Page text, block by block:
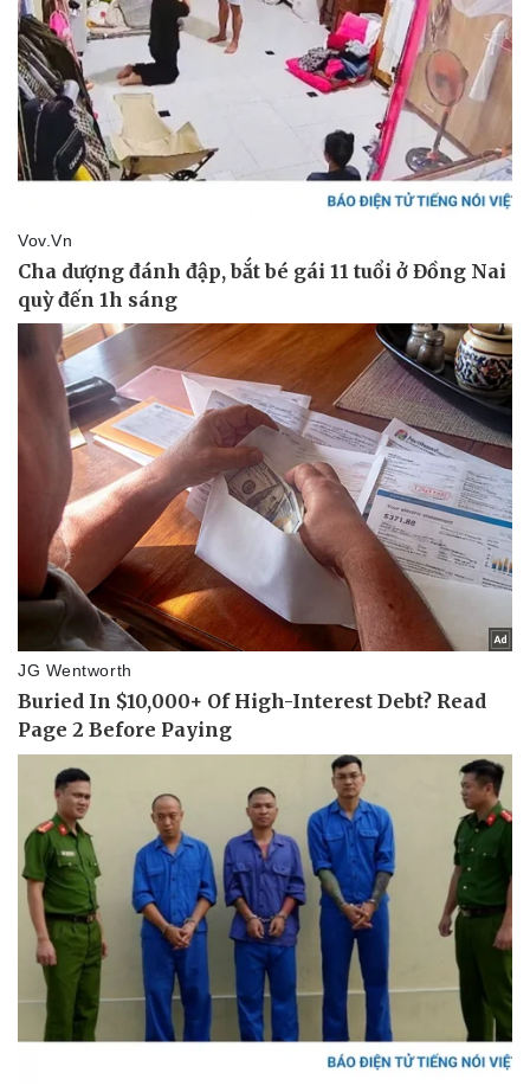
Doanh nghiệp
Thông tin doanh nghiệp
Doanh nghiệp 24h
Doanh nhân
Vì cộng đồng
Công nghệ
Tin Công nghệ
Trải nghiệm
Chuyển đổi số
Sức khỏe
Dinh dưỡng - món ngon
Cây thuốc
Sản phụ khoa
Nhi khoa
Nam khoa
Làm đẹp - giảm cân
Đời sống
Nhà đẹp
Blog
Tình yêu - Gia đình